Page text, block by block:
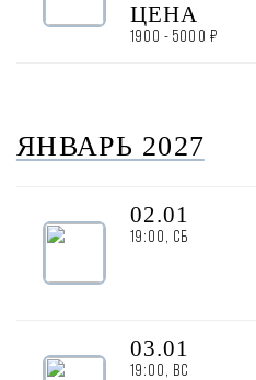
ЦЕНА
1900 - 5000 ₽
ЯНВАРЬ 2027
02.01
19:00, СБ
03.01
19:00, ВС